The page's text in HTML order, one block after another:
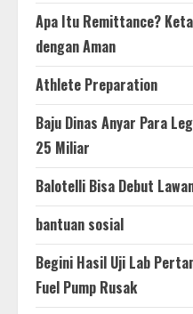
Apa Itu Remittance?
dengan Aman
Athlete Preparation
Baju Dinas Anyar Para
25 Miliar
Balotelli Bisa Debut
bantuan sosial
Begini Hasil Uji Lab
Fuel Pump Rusak